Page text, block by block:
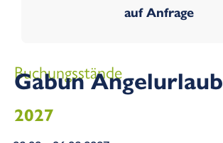
auf Anfrage
Buchungsstände
Gabun Angelurlaub
2027